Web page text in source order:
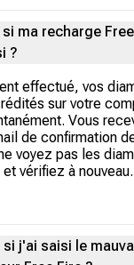
ma recharge
?
effectué, vos
sur votre
Vous
de confirmation
voyez pas les
vérifiez à nouveau.
j'ai saisi le